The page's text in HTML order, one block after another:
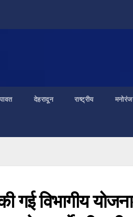
देहरादून राष्ट्रीय
की गई विभागीय